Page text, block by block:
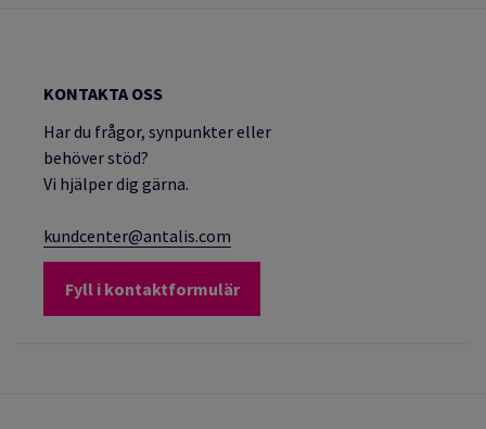
KONTAKTA OSS
Har du frågor, synpunkter eller
behöver stöd?
Vi hjälper dig gärna.
kundcenter@antalis.com
Fyll i kontaktformulär